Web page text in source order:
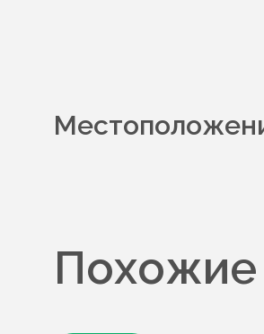
Похожие